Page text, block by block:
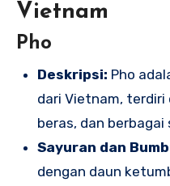
Vietnam
Pho
Deskripsi: Pho
dari Vietnam, terdiri
beras, dan berbagai
Sayuran dan
dengan daun